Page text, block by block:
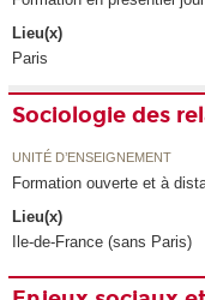
Lieu(x)
Paris
Sociologie des
UNITÉ D’ENSEIGNEMENT
Formation ouverte et à
Lieu(x)
Ile-de-France (sans Paris)